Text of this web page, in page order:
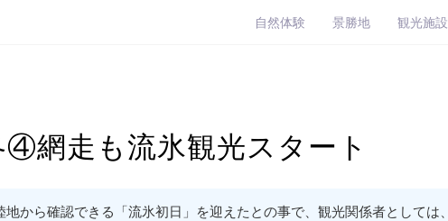
自然体験 景勝地 観光施設
網走も流氷観光スタート
から確認できる「流氷初日」を迎えたとの事で、観光関係者としては、